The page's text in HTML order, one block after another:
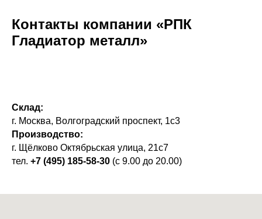
Контакты компании «РПК
Гладиатор металл»
Склад:
г. Москва, Волгоградский проспект, 1с3
Производство:
г. Щёлково Октябрьская улица, 21с7
тел. +7 (495) 185-58-30 (с 9.00 до 20.00)